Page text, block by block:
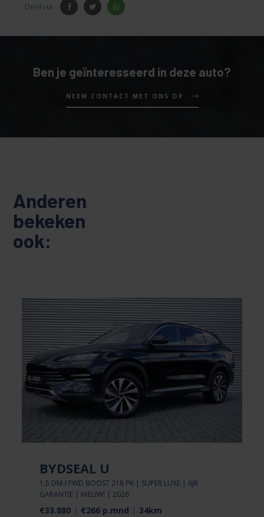
Deel via:
Ben je geïnteresseerd in deze auto?
NEEM CONTACT MET ONS OP
Anderen
bekeken
ook:
BYDSEAL U
1.5 DM-I FWD BOOST 218 PK | SUPER LUXE | 6JR
GARANTIE | NIEUW! | 2026
€33.880 €266 p.mnd 34km